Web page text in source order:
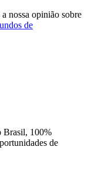
a nossa opinião sobre
de
Brasil, 100%
de